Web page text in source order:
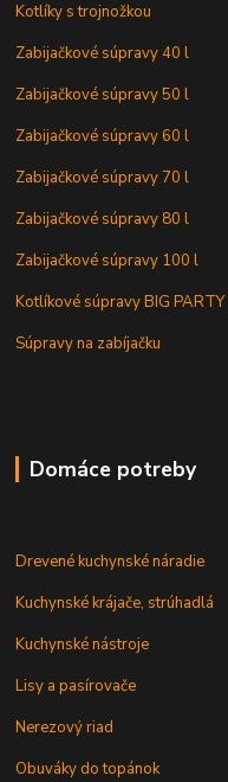
Kotlíky s trojnožkou
Zabijačkové súpravy 40 l
Zabijačkové súpravy 50 l
Zabijačkové súpravy 60 l
Zabijačkové súpravy 70 l
Zabijačkové súpravy 80 l
Zabijačkové súpravy 100 l
Kotlíkové súpravy BIG PARTY
Súpravy na zabíjačku
Domáce potreby
Drevené kuchynské náradie
Kuchynské krájače, strúhadlá
Kuchynské nástroje
Lisy a pasírovače
Nerezový riad
Obuváky do topánok